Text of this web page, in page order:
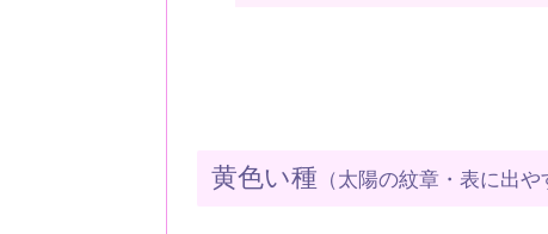
黄色い種 （太陽の紋章・表に出や